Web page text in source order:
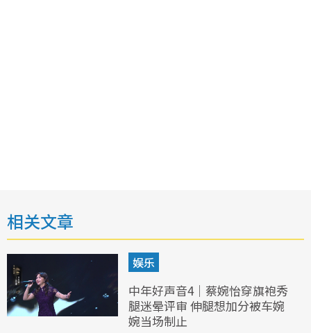
相关文章
娱乐
中年好声音4｜蔡婉怡穿旗袍秀
腿迷晕评审 伸腿想加分被车婉
婉当场制止